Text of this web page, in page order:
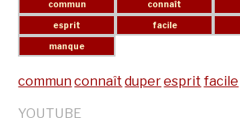
communconnaît duperesprit facile
YOUTUBE